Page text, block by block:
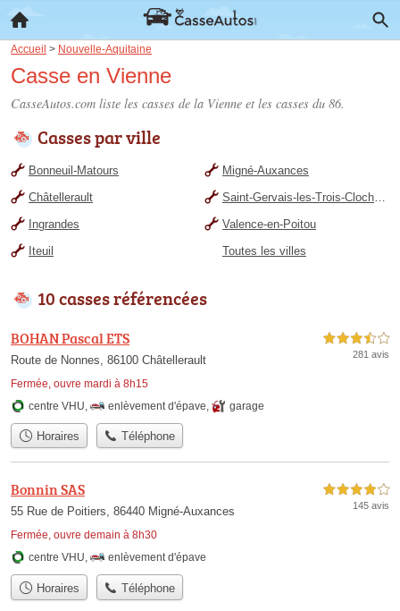
Accueil > Nouvelle-Aquitaine
Casse en Vienne
CasseAutos.com liste les casses de la Vienne et les casses du 86.
Casses par ville
Bonneuil-Matours
Châtellerault
Ingrandes
Iteuil
Migné-Auxances
Saint-Gervais-les-Trois-Clochers
Valence-en-Poitou
Toutes les villes
10 casses référencées
BOHAN Pascal ETS
Route de Nonnes, 86100 Châtellerault
Fermée, ouvre mardi à 8h15
3,5 étoiles sur 5
281 avis
centre VHU, enlèvement d'épave, garage
Horaires Téléphone
Bonnin SAS
55 Rue de Poitiers, 86440 Migné-Auxances
Fermée, ouvre demain à 8h30
4,0 étoiles sur 5
145 avis
centre VHU, enlèvement d'épave
Horaires Téléphone